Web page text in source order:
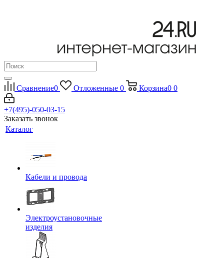
Сравнение0 Отложенные 0 Корзина0 0
+7(495)-050-03-15
Заказать звонок
Каталог
Кабели и провода
Электроустановочные
изделия